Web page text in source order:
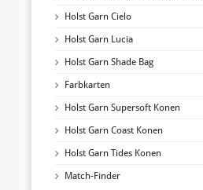
Holst Garn Cielo
Holst Garn Lucia
Holst Garn Shade Bag
Farbkarten
Holst Garn Supersoft Konen
Holst Garn Coast Konen
Holst Garn Tides Konen
Match-Finder